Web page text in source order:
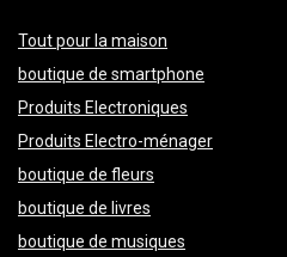
Tout pour la maison
boutique de smartphone
Produits Electroniques
Produits Electro-ménager
boutique de fleurs
boutique de livres
boutique de musiques